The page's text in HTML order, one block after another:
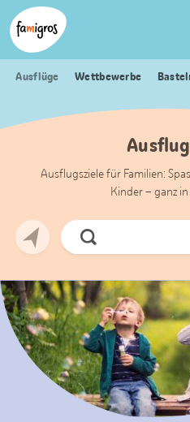
Sprungmarken
Navigation
Header
Logo
Ausflüge Wettbewerbe
Ausflugsziele für Familien:
Kinder – ganz
Jetzt
Suchen